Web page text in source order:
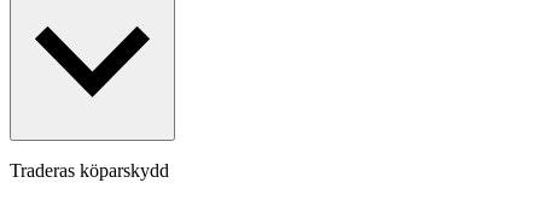
Traderas köparskydd